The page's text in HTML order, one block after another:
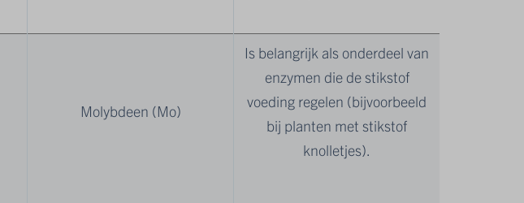
Molybdeen (Mo)
Is belangrijk als onderdeel van
enzymen die de stikstof
voeding regelen (bijvoorbeeld
bij planten met stikstof
knolletjes).